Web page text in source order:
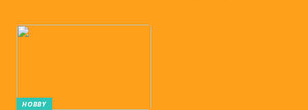
HOBBY